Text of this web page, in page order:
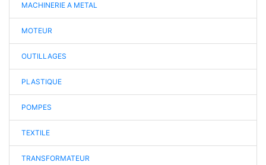
MACHINERIE A METAL
MOTEUR
OUTILLAGES
PLASTIQUE
POMPES
TEXTILE
TRANSFORMATEUR